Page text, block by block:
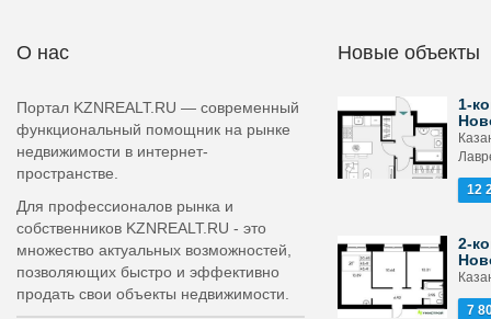
О нас
Портал KZNREALT.RU — современный
функциональный помощник на рынке
недвижимости в интернет-
пространстве.
Для профессионалов рынка и
собственников KZNREALT.RU - это
множество актуальных возможностей,
позволяющих быстро и эффективно
продать свои объекты недвижимости.
Новые объекты
1-
12
2-
7